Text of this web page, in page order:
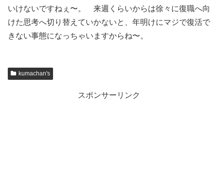
いけないですねぇ〜。 来週くらいからは徐々に復職へ向
けた思考へ切り替えていかないと、年明けにマジで復活で
きない事態になっちゃいますからね〜。
kumachan's
スポンサーリンク